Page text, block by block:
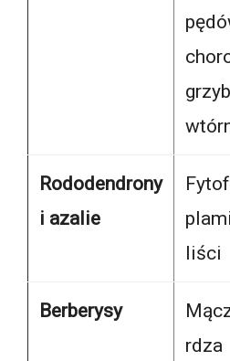
Rododendrony
i azalie
liści
Berberysy
rdza